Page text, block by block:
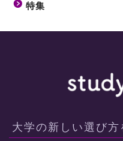
特集
大学の新しい選び方